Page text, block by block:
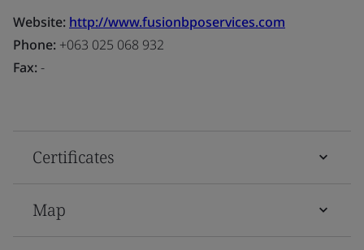
Website: http://www.fusionbposervices.com
Phone: +063 025 068 932
Fax:-
Certificates
Map